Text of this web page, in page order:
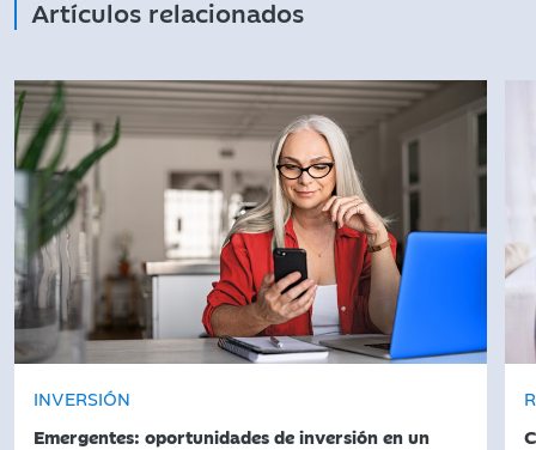
Artículos relacionados
INVERSIÓN
Emergentes: oportunidades de inversión en un